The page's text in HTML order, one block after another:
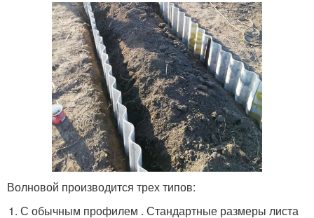
Волновой производится трех типов:
С обычным профилем . Стандартные размеры листа